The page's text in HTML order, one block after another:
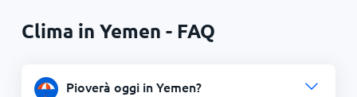
Clima in Yemen - FAQ
Pioverà oggi in Yemen?